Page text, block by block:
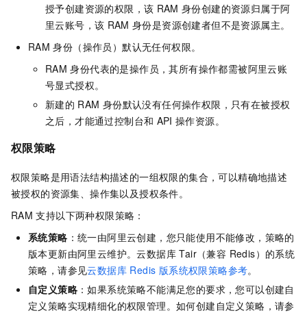
授予创建资源的权限，该 RAM 身份创建的资源归属于阿
里云账号，该 RAM 身份是资源创建者但不是资源属主。
RAM 身份（操作员）默认无任何权限。
RAM 身份代表的是操作员，其所有操作都需被阿里云账
号显式授权。
新建的 RAM 身份默认没有任何操作权限，只有在被授权
之后，才能通过控制台和 API 操作资源。
权限策略
权限策略是用语法结构描述的一组权限的集合，可以精确地描述
被授权的资源集、操作集以及授权条件。
RAM 支持以下两种权限策略：
系统策略 ：统一由阿里云创建，您只能使用不能修改，策略的
版本更新由阿里云维护。云数据库 Tair（兼容 Redis） 的系统
策略，请参见云数据库 Redis 版系统权限策略参考。
自定义策略 ：如果系统策略不能满足您的要求，您可以创建自
定义策略实现精细化的权限管理。如何创建自定义策略，请参